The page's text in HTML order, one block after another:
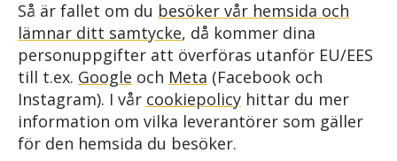
Så är fallet om du besöker vår hemsida och
lämnar ditt samtycke, då kommer dina
personuppgifter att överföras utanför EU/EES
till t.ex. Google och Meta (Facebook och
Instagram). I vår cookiepolicy hittar du mer
information om vilka leverantörer som gäller
för den hemsida du besöker.